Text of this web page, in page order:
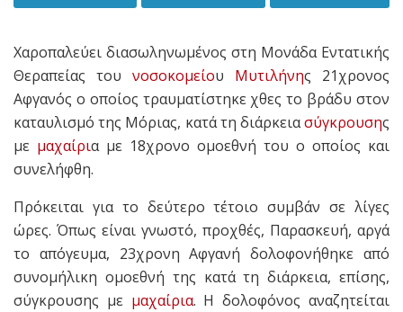
Χαροπαλεύει διασωληνωμένος στη Μονάδα Εντατικής
Θεραπείας του νοσοκομείου Μυτιλήνης 21χρονος
Αφγανός ο οποίος τραυματίστηκε χθες το βράδυ στον
καταυλισμό της Μόριας, κατά τη διάρκειασύγκρουσης
με μαχαίρια με 18χρονο ομοεθνή του ο οποίος και
συνελήφθη.
Πρόκειται για το δεύτερο τέτοιο συμβάν σε λίγες
ώρες. Όπως είναι γνωστό, προχθές, Παρασκευή, αργά
το απόγευμα, 23χρονη Αφγανή δολοφονήθηκε από
συνομήλικη ομοεθνή της κατά τη διάρκεια, επίσης,
σύγκρουσης με μαχαίρια. Η δολοφόνος αναζητείται